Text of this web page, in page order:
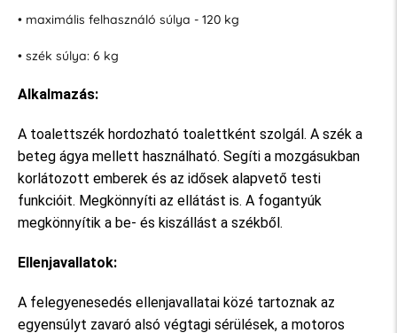
• maximális felhasználó súlya - 120 kg
• szék súlya: 6 kg
Alkalmazás:
A toalettszék hordozható toalettként szolgál. A szék a
beteg ágya mellett használható. Segíti a mozgásukban
korlátozott emberek és az idősek alapvető testi
funkcióit. Megkönnyíti az ellátást is. A fogantyúk
megkönnyítik a be- és kiszállást a székből.
Ellenjavallatok:
A felegyenesedés ellenjavallatai közé tartoznak az
egyensúlyt zavaró alsó végtagi sérülések, a motoros